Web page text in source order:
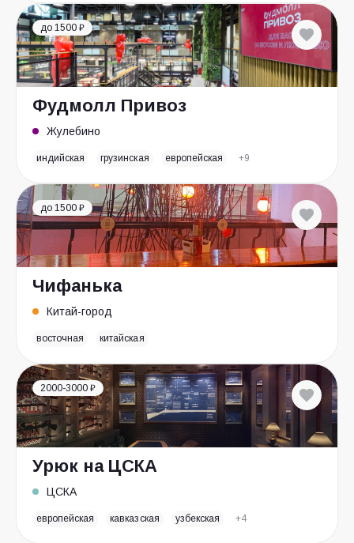
до 1500 ₽
Фудмолл Привоз
Жулебино
индийская грузинская европейская +9
до 1500 ₽
Чифанька
Китай-город
восточная китайская
2000-3000 ₽
Урюк на ЦСКА
ЦСКА
европейская кавказская узбекская +4